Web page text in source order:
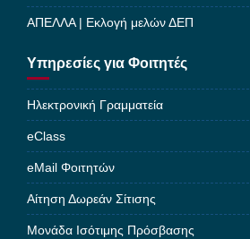
ΑΠΕΛΛΑ | Εκλογή μελών ΔΕΠ
Υπηρεσίες για Φοιτητές
Ηλεκτρονική Γραμματεία
eClass
eMail Φοιτητών
Αίτηση Δωρεάν Σίτισης
Μονάδα Ισότιμης Πρόσβασης